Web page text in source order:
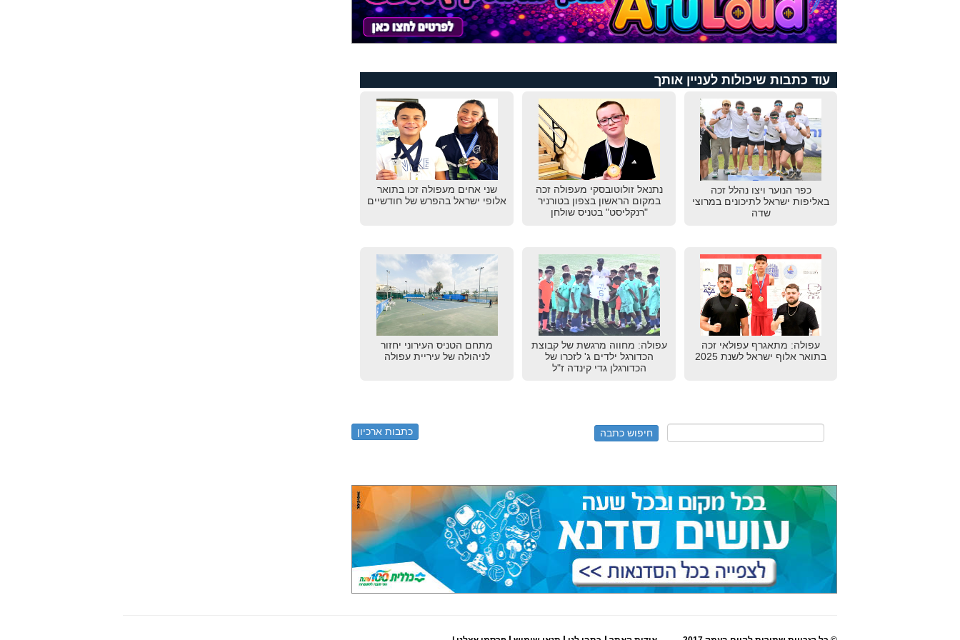
עוד כתבות שיכולות לעניין אותך
כפר הנוער ויצו נהלל זכה
באליפות ישראל לתיכונים במרוצי
שדה
נתנאל זולוטובסקי מעפולה זכה
במקום הראשון בצפון בטורניר
"רנקליסט" בטניס שולחן
שני אחים מעפולה זכו בתואר
אלופי ישראל בהפרש של חודשיים
עפולה: מתאגרף עפולאי זכה
בתואר אלוף ישראל לשנת 2025
עפולה: מחווה מרגשת של קבוצת
הכדורגל ילדים ג' לזכרו של
הכדורגלן גדי קינדה ז"ל
מתחם הטניס העירוני יחזור
לניהולה של עיריית עפולה
כתבות ארכיון